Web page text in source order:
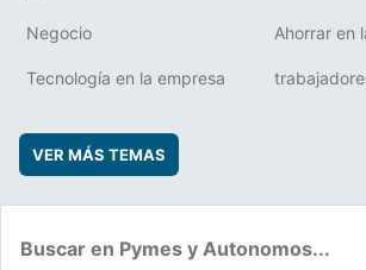
Negocio Ahorrar en
Tecnología en la empresa
VER MÁS TEMAS